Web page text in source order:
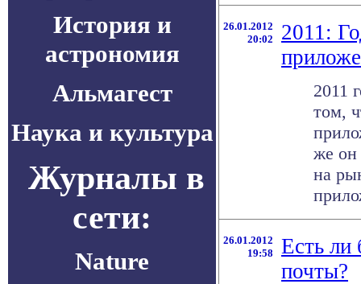
История и
астрономия
Альмагест
Наука и культура
Журналы в
сети:
Nature
26.01.2012
20:02
2011:
2011
том,
же он
на
26.01.2012
19:58
Есть ли
почты?